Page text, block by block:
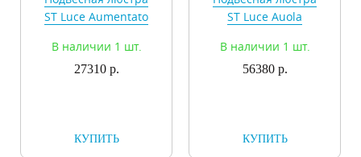
ST Luce Aumentato
В наличии 1 шт.
27310 р.
КУПИТЬ
ST Luce Auola
В наличии 1 шт.
56380 р.
КУПИТЬ